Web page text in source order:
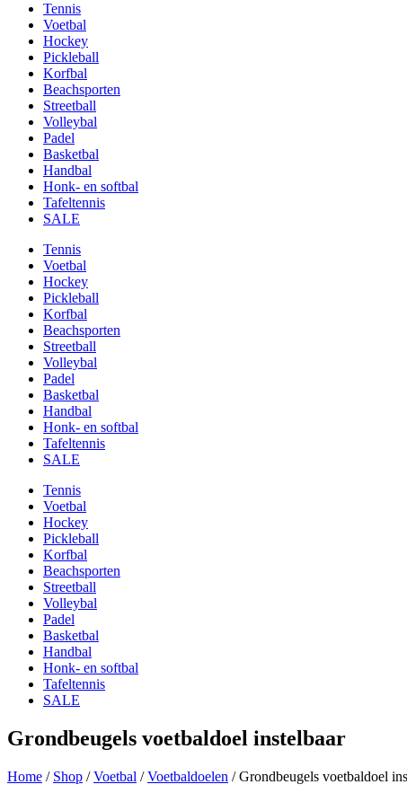
Tennis
Voetbal
Hockey
Pickleball
Korfbal
Beachsporten
Streetball
Volleybal
Padel
Basketbal
Handbal
Honk- en softbal
Tafeltennis
SALE
Tennis
Voetbal
Hockey
Pickleball
Korfbal
Beachsporten
Streetball
Volleybal
Padel
Basketbal
Handbal
Honk- en softbal
Tafeltennis
SALE
Tennis
Voetbal
Hockey
Pickleball
Korfbal
Beachsporten
Streetball
Volleybal
Padel
Basketbal
Handbal
Honk- en softbal
Tafeltennis
SALE
Grondbeugels voetbaldoel instelbaar
Home / Shop /Voetbal /Voetbaldoelen / Grondbeugels voetbaldoel